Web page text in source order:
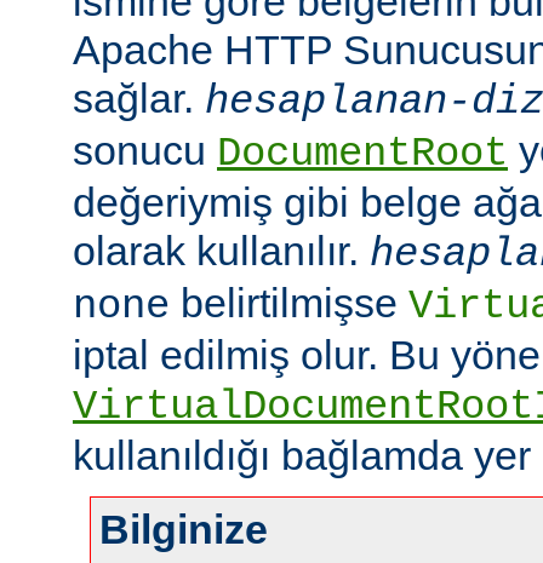
Apache HTTP
sağlar. hesaplanan-
sonucu DocumentRoot
değeriymiş gibi belge
olarak kullanılır.
none belirtilmişse
iptal edilmiş olur. Bu
kullanıldığı bağlamda
Bilginize